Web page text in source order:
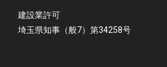
建設業許可
埼玉県知事（般7）第34258号